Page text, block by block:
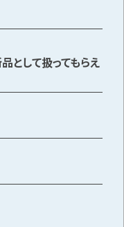
として扱ってもらえ